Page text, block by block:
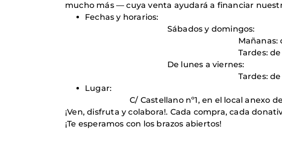
mucho más — cuya venta ayudará a financiar
Fechas y horarios:
Sábados y domingos:
Mañanas: de 10:00 a
Tardes: de 17:30 a
De lunes a viernes:
Tardes: de 17:30 a
Lugar:
C/ Castellano nº1, en el local anexo de la
¡Ven, disfruta y colabora!. Cada compra, cada
¡Te esperamos con los brazos abiertos!